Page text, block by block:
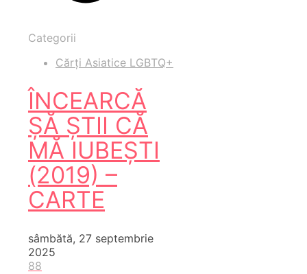
Categorii
Cărți Asiatice LGBTQ+
ÎNCEARCĂ
ȘĂ ȘTII CĂ
MĂ IUBEȘTI
(2019) –
CARTE
sâmbătă, 27 septembrie
2025
88